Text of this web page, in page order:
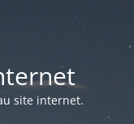
site internet.